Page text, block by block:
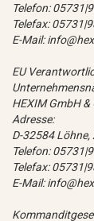
Telefon:
Telefax:
E-Mail:
EU
HEXIM GmbH &
Adresse:
D-32584 Löhne,
Telefon:
Telefax:
E-Mail: